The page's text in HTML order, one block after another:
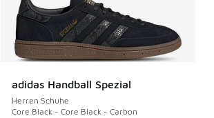
adidas Handball Spezial
Herren Schuhe
Core Black - Core Black - Carbon